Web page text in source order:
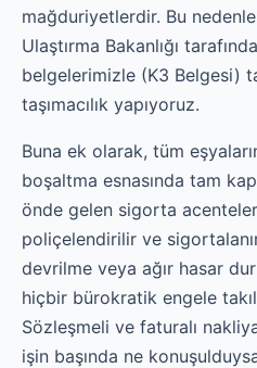
mağduriyetlerdir. Bu
Ulaştırma Bakanlığı
belgelerimizle (K3 Belgesi)
taşımacılık yapıyoruz.
Buna ek olarak, tüm
boşaltma esnasında tam
önde gelen sigorta
poliçelendirilir ve
devrilme veya ağır hasar
hiçbir bürokratik engele
Sözleşmeli ve faturalı
işin başında ne